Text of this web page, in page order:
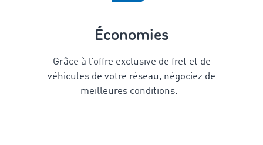
Économies
Grâce à l’offre exclusive de fret et de
véhicules de votre réseau, négociez de
meilleures conditions.